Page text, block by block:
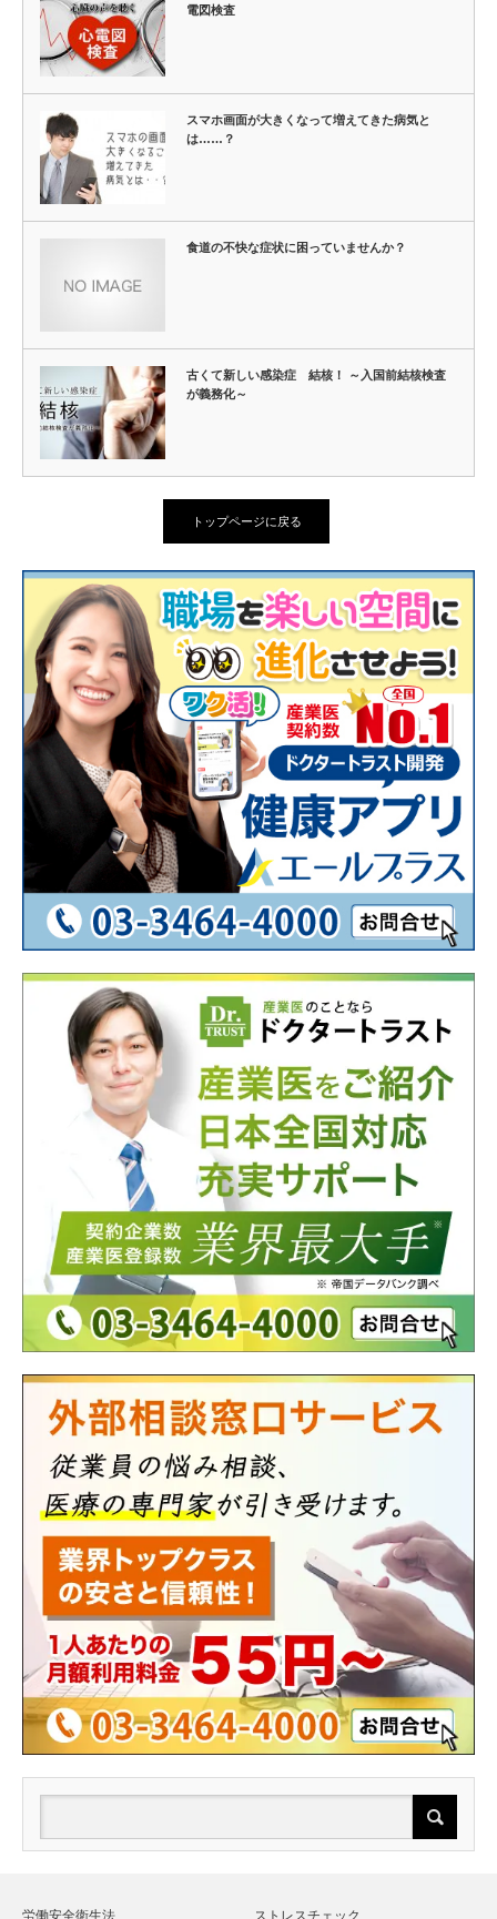
電図検査
スマホ画面が大きくなって増えてきた病気と
は……？
食道の不快な症状に困っていませんか？
古くて新しい感染症 結核！ ～入国前結核検査
が義務化～
トップページに戻る
労働安全衛生法 ストレスチェック